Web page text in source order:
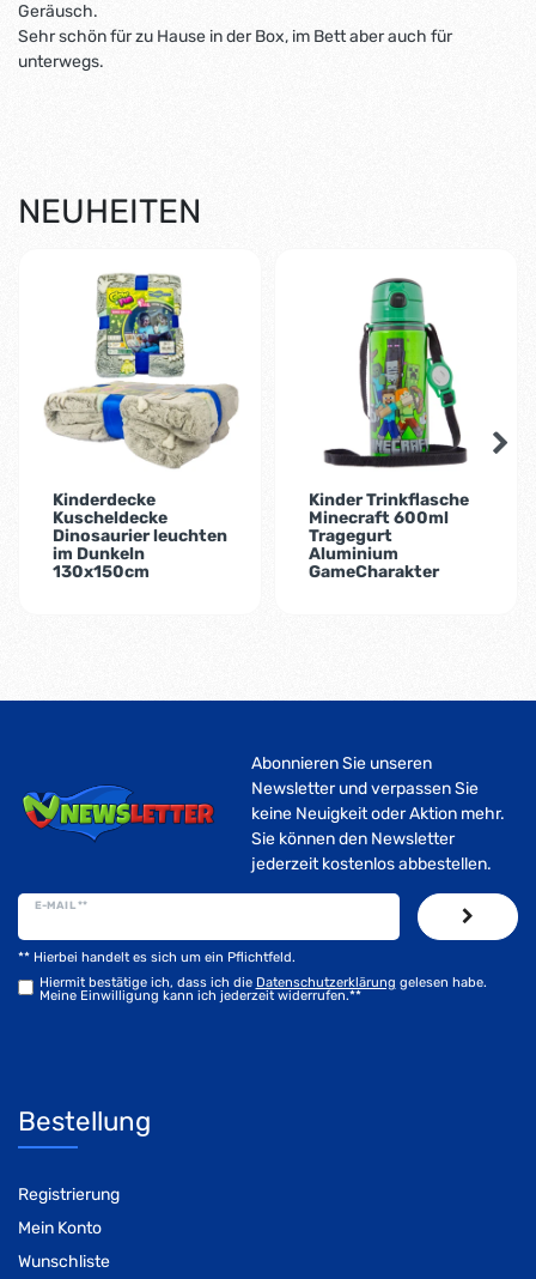
Geräusch.
Sehr schön für zu Hause in der Box, im Bett aber auch für
unterwegs.
NEUHEITEN
Kinderdecke
Kuscheldecke
Dinosaurier leuchten
im Dunkeln
130x150cm
Kinder Trinkflasche
Minecraft 600ml
Tragegurt
Aluminium
GameCharakter
Abonnieren Sie unseren
Newsletter und verpassen Sie
keine Neuigkeit oder Aktion mehr.
Sie können den Newsletter
jederzeit kostenlos abbestellen.
E-MAIL **
Hiermit bestätige ich, dass ich die Daten­schutz­erklärung gelesen habe.
Meine Einwilligung kann ich jederzeit widerrufen.**
** Hierbei handelt es sich um ein Pflichtfeld.
Bestellung
Registrierung
Mein Konto
Wunschliste